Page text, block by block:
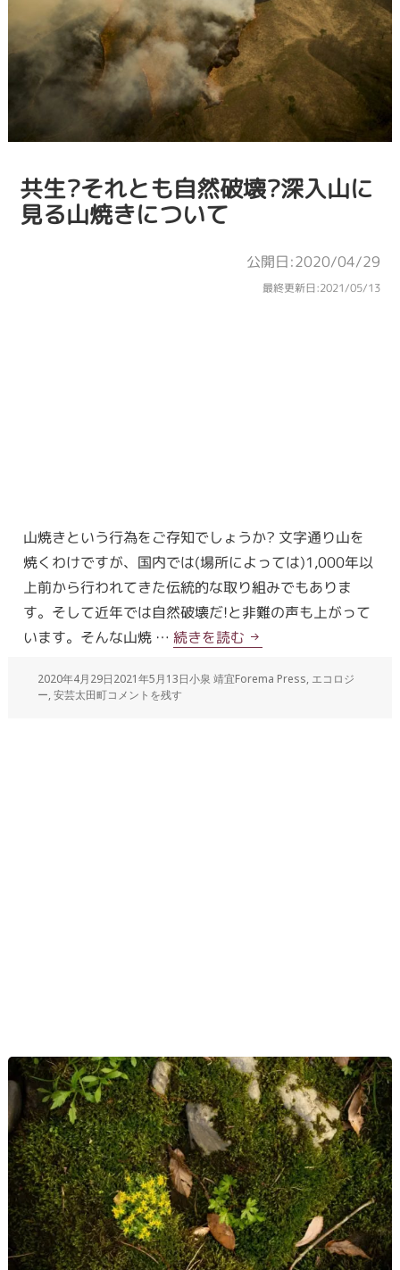
共生?それとも自然破壊?深入山に
見る山焼きについて
公開日:2020/04/29
最終更新日:2021/05/13
山焼きという行為をご存知でしょうか? 文字通り山を
焼くわけですが、国内では(場所によっては)1,000年以
上前から行われてきた伝統的な取り組みでもありま
す。そして近年では自然破壊だ!と非難の声も上がって
います。そんな山焼 …続きを読む
2020年4月29日2021年5月13日小泉 靖宜Forema Press, エコロジ
ー,安芸太田町コメントを残す